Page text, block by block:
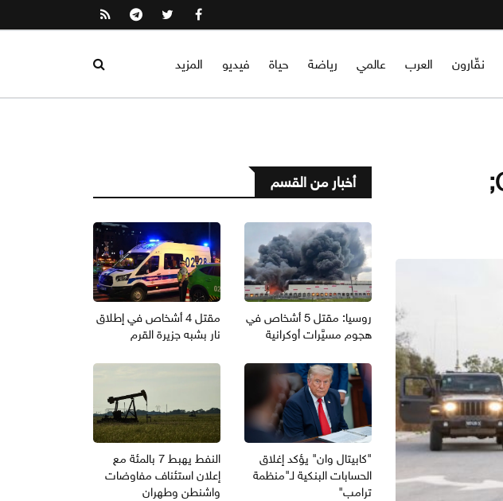
نقّارون العرب عالمي رياضة حياة فيديو المزيد
أخبار من القسم
روسيا: مقتل 5 أشخاص في
هجوم مسيَّرات أوكرانية
مقتل 4 أشخاص في إطلاق
نار بشبه جزيرة القرم
"كابيتال وان" يؤكد إغلاق
الحسابات البنكية لـ"منظمة
ترامب"
النفط يهبط 7 بالمئة مع
إعلان استئناف مفاوضات
واشنطن وطهران